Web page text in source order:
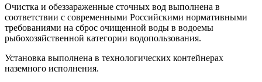
Очистка и обеззараженные сточных вод выполнена в
соответствии с современными Российскими нормативными
требованиями на сброс очищенной воды в водоемы
рыбохозяйственной категории водопользования.
Установка выполнена в технологических контейнерах
наземного исполнения.